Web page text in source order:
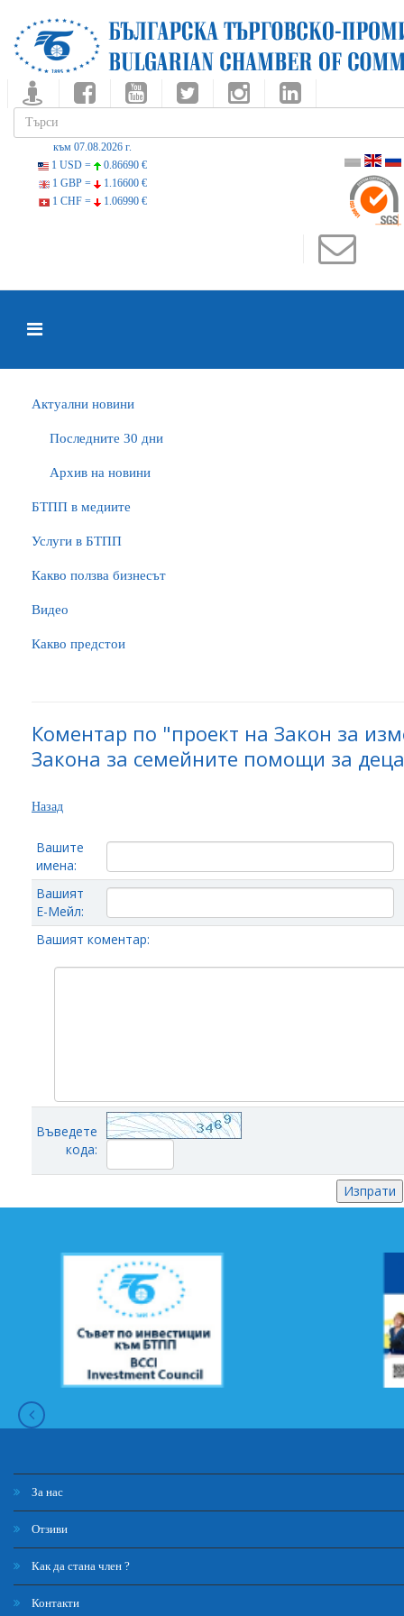
към 07.08.2026 г.
1 USD =
0.86690 €
1 GBP =
1.16600 €
1 CHF =
1.06990 €
Актуални новини
Последните 30 дни
Архив на новини
БTПП в медиите
Услуги в БТПП
Какво ползва бизнесът
Видео
Какво предстои
Коментар по "проект на Закон за
Закона за семейните помощи за
Назад
Вашите
имена:
Вашият
Е-Мейл:
Вашият коментар:
Въведете
кода:
За нас
Отзиви
Как да стана член ?
Контакти